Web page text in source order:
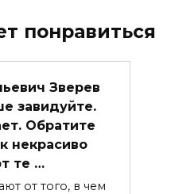
понравиться
Зверев
завидуйте.
Обратите
некрасиво
те …
от того, в чем